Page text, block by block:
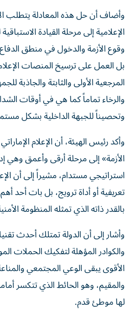
وأضاف أن حل هذه المعادلة يتطلب
الإعلامية إلى مرحلة القيادة
وقوع الأزمة والدخول في منطق
بل العمل على ترسيخ المنصات
المرجعية الأولى والثابتة والجاذبة
والرخاء تماماً كما هي في أوقات
وتحصيناً للجبهة الداخلية بشكل
وأكد رئيس الهيئة، أن الإعلام
الأزمة» إلى مرحلة أرقى وأعمق
استراتيجي مستدام، مشيراً إلى أن
تعريفية أو أداة ترويج، بل بات أحد
بالقدر ذاته الذي تمثله المنظومة
وأشار إلى أن الدولة تمتلك أحدث
والكوادر المؤهلة لتفكيك الحملات
الأقوى يبقى الوعي المجتمعي
والمقيم، وهو الحائط الذي تتكسر
لها موطئ قدم.